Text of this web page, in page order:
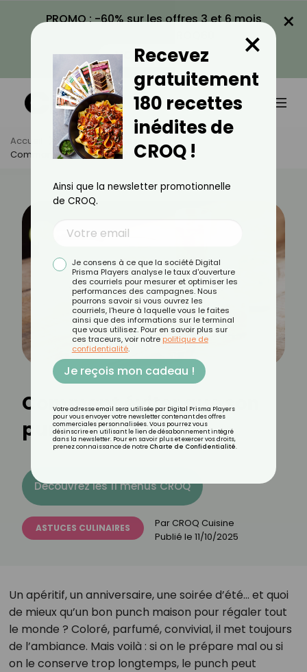
PROMO : -60% sur les offres 3 et 6 mois
VOIR LA PROMO
×
Accueil Actus
Astuces Culinaires
Comment Éviter Que Son Punch Tourne ?
Comment éviter que son
punch tourne ?
Découvrez les 11 menus CROQ
ASTUCES CULINAIRES Par CROQ Cuisine
Publié le 11/10/2025
Un apéritif, un anniversaire, une soirée d’été… et quoi
de mieux qu’un bon punch maison pour régaler tout
le monde ? Coloré, parfumé, convivial, il met toujours
de l’ambiance. Mais voilà : si on le prépare mal ou si
on le conserve trop longtemps, le punch peut
Recevez
gratuitement
180 recettes
inédites de
CROQ !
×
Ainsi que la newsletter promotionnelle
de CROQ.
Je consens à ce que la société Digital
Prisma Players analyse le taux d'ouverture
des courriels pour mesurer et optimiser les
performances des campagnes. Nous
pourrons savoir si vous ouvrez les
courriels, l'heure à laquelle vous le faites
ainsi que des informations sur le terminal
que vous utilisez. Pour en savoir plus sur
ces traceurs, voir notre politique de
confidentialité.
Je reçois mon cadeau !
Votre adresse email sera utilisée par Digital Prisma Players
pour vous envoyer votre newsletter contenant des offres
commerciales personnalisées. Vous pourrez vous
désinscrire en utilisant le lien de désabonnement intégré
dans la newsletter. Pour en savoir plus et exercer vos droits,
prenez connaissance de notre Charte de Confidentialité.